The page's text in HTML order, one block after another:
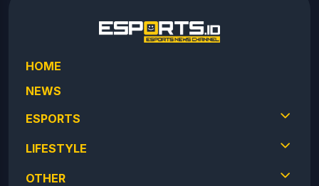
HOME
NEWS
ESPORTS
LIFESTYLE
OTHER